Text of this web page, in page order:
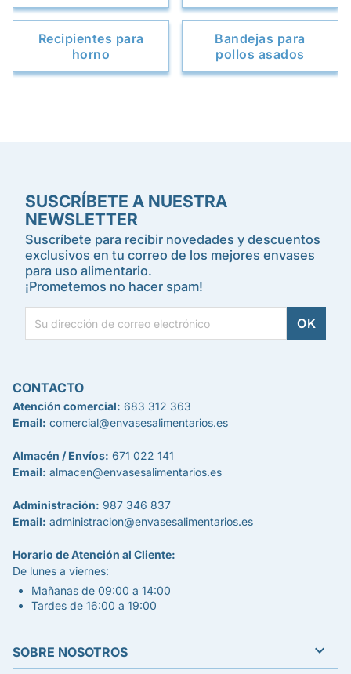
Recipientes para
horno
Bandejas para
pollos asados
SUSCRÍBETE A NUESTRA
NEWSLETTER
Suscríbete para recibir novedades y descuentos
exclusivos en tu correo de los mejores envases
para uso alimentario.
¡Prometemos no hacer spam!
CONTACTO
Atención comercial: 683 312 363
Email: comercial@envasesalimentarios.es
Almacén / Envíos: 671 022 141
Email: almacen@envasesalimentarios.es
Administración: 987 346 837
Email: administracion@envasesalimentarios.es
Horario de Atención al Cliente:
De lunes a viernes:
Mañanas de 09:00 a 14:00
Tardes de 16:00 a 19:00
SOBRE NOSOTROS
